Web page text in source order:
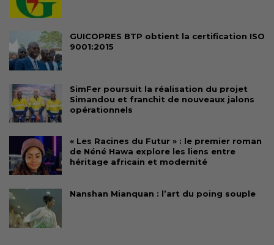
GUICOPRES BTP obtient la certification ISO
9001:2015
SimFer poursuit la réalisation du projet
Simandou et franchit de nouveaux jalons
opérationnels
« Les Racines du Futur » : le premier roman
de Néné Hawa explore les liens entre
héritage africain et modernité
Nanshan Mianquan : l’art du poing souple